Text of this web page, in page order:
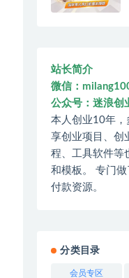
站长简介
微信：
公众号：迷浪创
本人创业10年，
享创业项目、创
程、工具软件等
和模板。 专门
付款资源。
分类目录
会员专区